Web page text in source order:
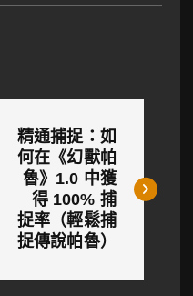
精通捕捉：如
何在《幻獸帕
魯》1.0 中獲
得 100% 捕
捉率（輕鬆捕
捉傳說帕魯）